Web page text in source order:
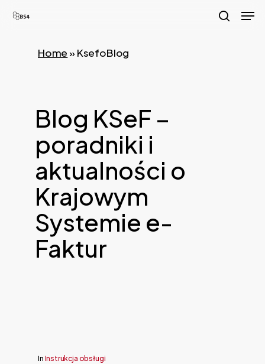
Skip
content
Home» KsefoBlog
Blog KSeF –
poradniki i
aktualności o
Krajowym
Systemie e-
Faktur
In Instrukcja obsługi